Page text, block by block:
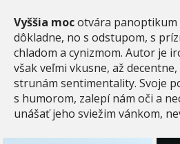
Vyššia mocotvára
dôkladne, no s odstupom, s
chladom a cynizmom. Autor je
však veľmi vkusne, až
strunám sentimentality. Svoje
s humorom, zalepí nám oči a
unášať jeho sviežim vánkom,